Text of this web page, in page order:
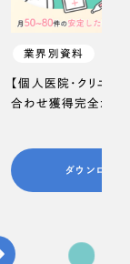
業界別資料
【個人医院・クリニッ
合わせ獲得完全ガイ
ダウンロード